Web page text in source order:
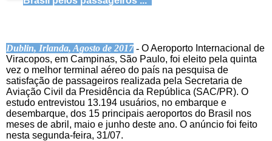
Dublin, Irlanda, Agosto de 2017 - O Aeroporto Internacional de
Viracopos, em Campinas, São Paulo, foi eleito pela quinta
vez o melhor terminal aéreo do país na pesquisa de
satisfação de passageiros realizada pela Secretaria de
Aviação Civil da Presidência da República (SAC/PR). O
estudo entrevistou 13.194 usuários, no embarque e
desembarque, dos 15 principais aeroportos do Brasil nos
meses de abril, maio e junho deste ano. O anúncio foi feito
nesta segunda-feira, 31/07.